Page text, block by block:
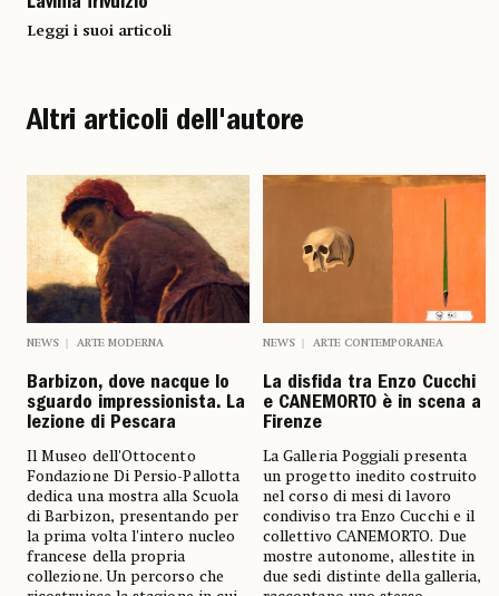
Lavinia Trivulzio
Leggi i suoi articoli
Altri articoli dell'autore
NEWS ARTE MODERNA
Barbizon, dove nacque lo
sguardo impressionista. La
lezione di Pescara
Il Museo dell'Ottocento
Fondazione Di Persio-Pallotta
dedica una mostra alla Scuola
di Barbizon, presentando per
la prima volta l'intero nucleo
francese della propria
collezione. Un percorso che
NEWS ARTE CONTEMPORANEA
La disfida tra Enzo Cucchi
e CANEMORTO è in scena a
Firenze
La Galleria Poggiali presenta
un progetto inedito costruito
nel corso di mesi di lavoro
condiviso tra Enzo Cucchi e il
collettivo CANEMORTO. Due
mostre autonome, allestite in
due sedi distinte della galleria,